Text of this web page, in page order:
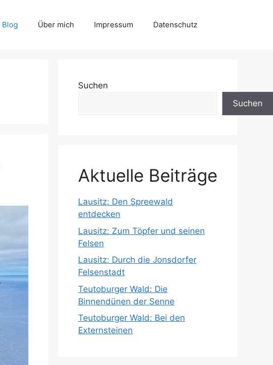
Blog Über mich Impressum Datenschutz
Suchen
Suchen
Aktuelle Beiträge
Lausitz: Den Spreewald
entdecken
Lausitz: Zum Töpfer und seinen
Felsen
Lausitz: Durch die Jonsdorfer
Felsenstadt
Teutoburger Wald: Die
Binnendünen der Senne
Teutoburger Wald: Bei den
Externsteinen